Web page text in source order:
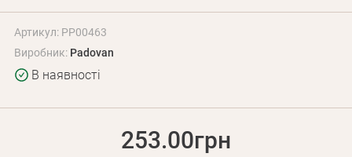
Артикул: PP00463
Виробник: Padovan
В наявності
253.00грн